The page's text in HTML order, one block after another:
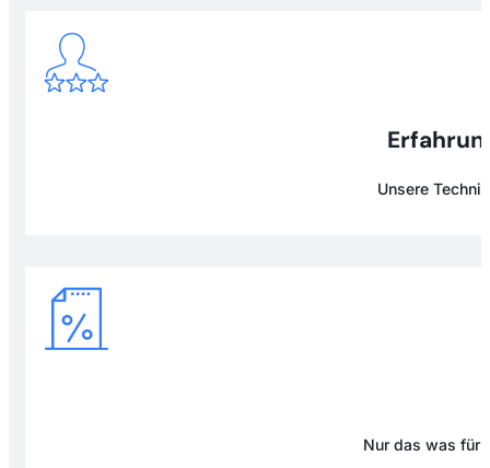
Unsere
Nur das was für